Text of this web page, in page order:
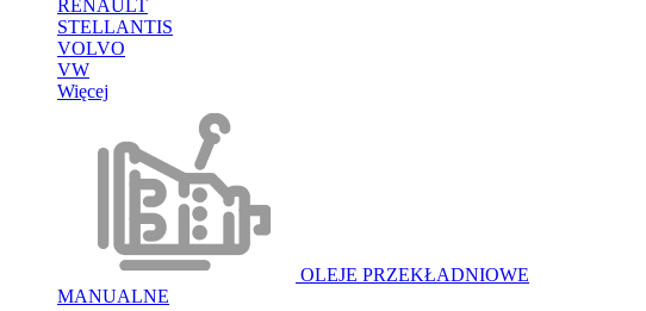
RENAULT
STELLANTIS
VOLVO
VW
Więcej
OLEJE PRZEKŁADNIOWE
MANUALNE